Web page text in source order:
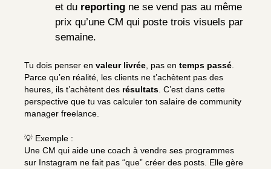
et du reporting ne se vend pas au même
prix qu’une CM qui poste trois visuels par
semaine.
Tu dois penser en valeur livrée, pas en temps passé.
Parce qu’en réalité, les clients ne t’achètent pas des
heures, ils t’achètent des résultats. C’est dans cette
perspective que tu vas calculer ton salaire de community
manager freelance.
💡 Exemple :
Une CM qui aide une coach à vendre ses programmes
sur Instagram ne fait pas “que” créer des posts. Elle gère